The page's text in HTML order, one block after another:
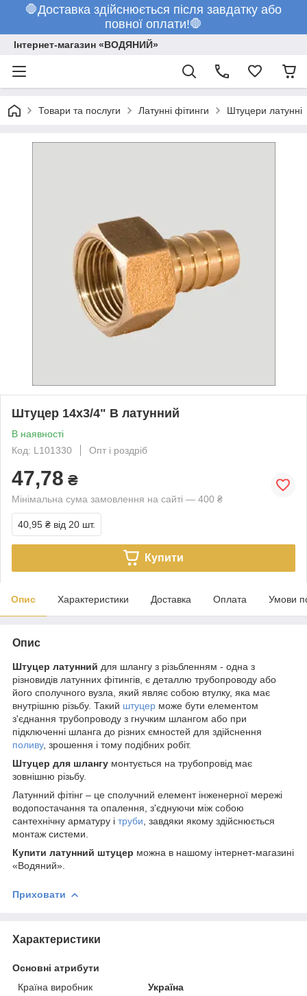
🛑Доставка здійснюється після завдатку або
повної оплати!🛑
Інтернет-магазин «ВОДЯНИЙ»
Товари та послуги Латунні фітинги Штуцери латунні
Штуцер 14х3/4" В латунний
В наявності
Код: L101330
Опт і роздріб
47,78 ₴
Мінімальна сума замовлення на сайті — 400 ₴
40,95 ₴ від 20 шт.
Купити
Опис Характеристики Доставка Оплата Умови
Опис
Штуцер латунний для шлангу з різьбленням - одна з
різновидів латунних фітингів, є деталлю трубопроводу або
його сполучного вузла, який являє собою втулку, яка має
внутрішню різьбу. Такий штуцер може бути елементом
з'єднання трубопроводу з гнучким шлангом або при
підключенні шланга до різних ємностей для здійснення
поливу, зрошення і тому подібних робіт.
Штуцер для шлангу монтується на трубопровід має
зовнішню різьбу.
Латунний фітінг – це сполучний елемент інженерної мережі
водопостачання та опалення, з'єднуючи між собою
сантехнічну арматуру і труби , завдяки якому здійснюється
монтаж системи.
Купити латунний штуцер можна в нашому інтернет-магазині
«Водяний».
Приховати
Характеристики
Основні атрибути
Країна виробник
Україна